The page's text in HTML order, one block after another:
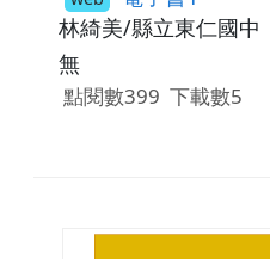
林綺美/縣立東仁國中
無
點閱數399 下載數5